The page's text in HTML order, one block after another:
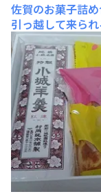
佐賀のお菓子詰
引っ越して来ら
付けが入ってい
菓子折り持って
で、また買い直
た😂今どき心付